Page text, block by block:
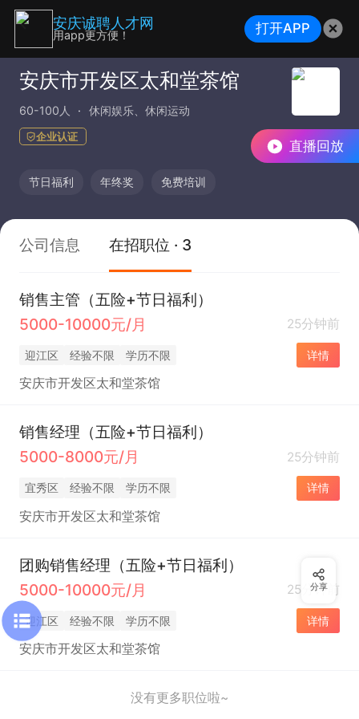
直播回放
安庆市开发区太和堂茶馆
60-100人 休闲娱乐、休闲运动
企业认证
节日福利 年终奖 免费培训
公司信息 在招职位 · 3
销售主管（五险+节日福利）
5000-10000元/月
25分钟前
迎江区 经验不限 学历不限 详情
安庆市开发区太和堂茶馆
销售经理（五险+节日福利）
5000-8000元/月
25分钟前
宜秀区 经验不限 学历不限 详情
安庆市开发区太和堂茶馆
团购销售经理（五险+节日福利）
5000-10000元/月
25分钟前
迎江区 经验不限 学历不限 详情
安庆市开发区太和堂茶馆
没有更多职位啦~
分享
安庆诚聘人才网
用app更方便！ 打开APP